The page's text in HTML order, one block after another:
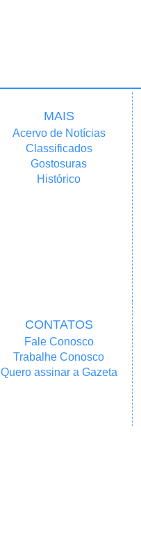
MAIS
Acervo de Notícias
Classificados
Gostosuras
Histórico
CONTATOS
Fale Conosco
Trabalhe Conosco
Quero assinar a Gazeta